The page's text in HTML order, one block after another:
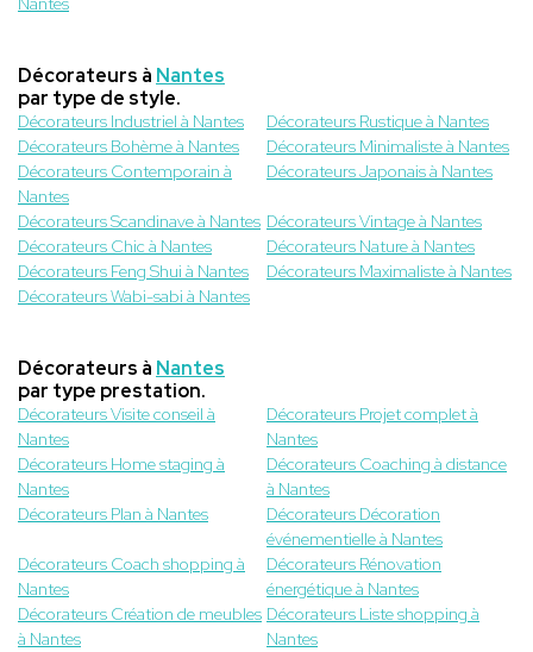
Décorateurs à Nantes
par type de style.
Décorateurs Industriel à Nantes
Décorateurs Rustique à Nantes
Décorateurs Bohème à Nantes
Décorateurs Minimaliste à Nantes
Décorateurs Contemporain à
Nantes
Décorateurs Japonais à Nantes
Décorateurs Scandinave à Nantes Décorateurs Vintage à Nantes
Décorateurs Chic à Nantes
Décorateurs Nature à Nantes
Décorateurs Feng Shui à Nantes
Décorateurs Maximaliste à Nantes
Décorateurs Wabi-sabi à Nantes
Décorateurs à Nantes
par type prestation.
Décorateurs Visite conseil à
Nantes
Décorateurs Projet complet à
Nantes
Décorateurs Home staging à
Nantes
Décorateurs Coaching à distance
à Nantes
Décorateurs Plan à Nantes
Décorateurs Décoration
événementielle à Nantes
Décorateurs Coach shopping à
Nantes
Décorateurs Rénovation
énergétique à Nantes
Décorateurs Création de meubles
à Nantes
Décorateurs Liste shopping à
Nantes